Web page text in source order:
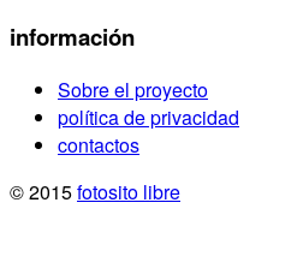
información
Sobre el proyecto
política de privacidad
contactos
© 2015fotosito libre